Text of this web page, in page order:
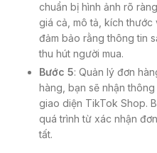
chuẩn bị hình ảnh rõ
giá cả, mô tả, kích thước
đảm bảo rằng thông tin
thu hút người mua.
Bước 5: Quản lý đơn
hàng, bạn sẽ nhận
giao diện TikTok Shop.
quá trình từ xác nhận
tất.